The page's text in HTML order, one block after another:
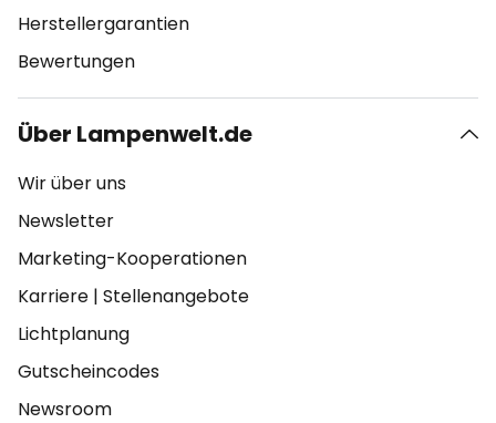
Herstellergarantien
Bewertungen
Über Lampenwelt.de
Wir über uns
Newsletter
Marketing-Kooperationen
Karriere | Stellenangebote
Lichtplanung
Gutscheincodes
Newsroom